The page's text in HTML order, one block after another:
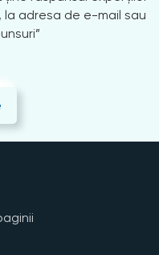
la adresa de e-mail sau